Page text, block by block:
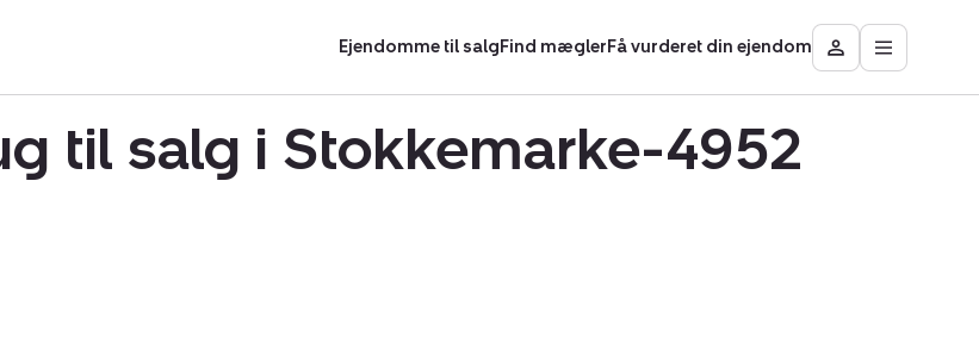
Ejendomme til salgFind mæglerFå vurderet din ejendom
Besøg
Mit
Åbn
til salg i Stokkemarke-4952